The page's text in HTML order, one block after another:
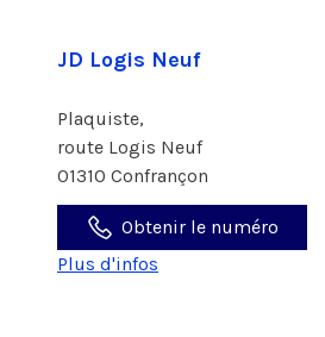
JD Logis Neuf
Plaquiste,
route Logis Neuf
01310 Confrançon
Obtenir le numéro
Plus d'infos